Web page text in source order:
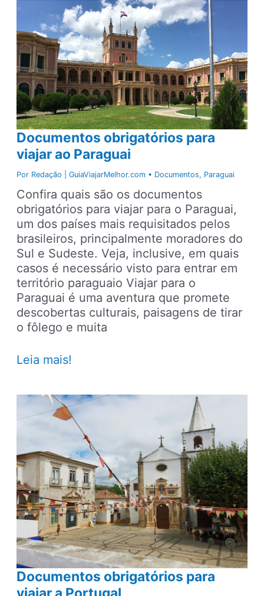
viajar
Malta
Documentos obrigatórios para
viajar ao Paraguai
Por Redação | GuiaViajarMelhor.com • Documentos, Paraguai
Confira quais são os documentos
obrigatórios para viajar para o Paraguai,
um dos países mais requisitados pelos
brasileiros, principalmente moradores do
Sul e Sudeste. Veja, inclusive, em quais
casos é necessário visto para entrar em
território paraguaio Viajar para o
Paraguai é uma aventura que promete
descobertas culturais, paisagens de tirar
o fôlego e muita
Documentos
viajar
ao
Leia mais!
Documentos obrigatórios para